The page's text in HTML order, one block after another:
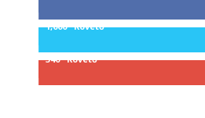
1,000 Követő
340 Követő